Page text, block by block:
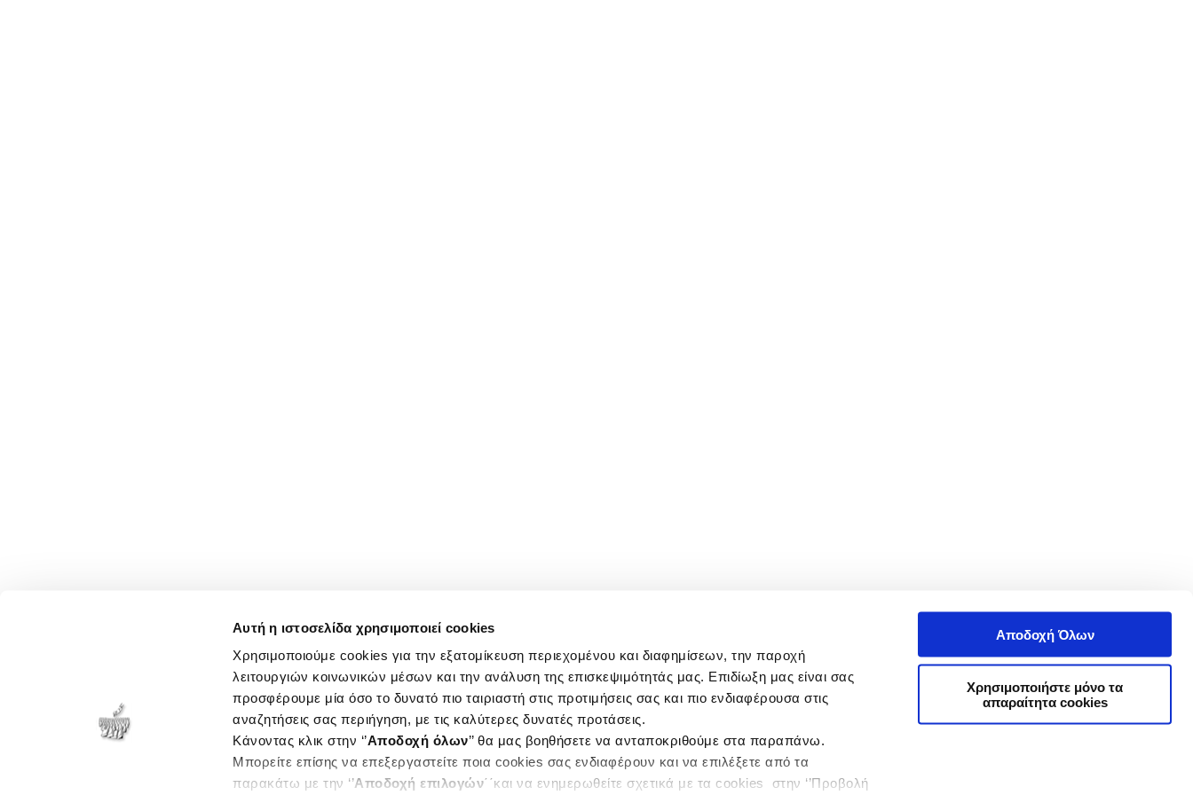
Αυτή η ιστοσελίδα χρησιμοποιεί cookies
Χρησιμοποιούμε cookies για την εξατομίκευση περιεχομένου και διαφημίσεων, την παροχή
λειτουργιών κοινωνικών μέσων και την ανάλυση της επισκεψιμότητάς μας. Επιδίωξη μας είναι σας
προσφέρουμε μία όσο το δυνατό πιο ταιριαστή στις προτιμήσεις σας και πιο ενδιαφέρουσα στις
αναζητήσεις σας περιήγηση, με τις καλύτερες δυνατές προτάσεις.
Κάνοντας κλικ στην ‘’Αποδοχή όλων’’ θα μας βοηθήσετε να ανταποκριθούμε στα παραπάνω.
Μπορείτε επίσης να επεξεργαστείτε ποια cookies σας ενδιαφέρουν και να επιλέξετε από τα
παρακάτω με την ‘’Αποδοχή επιλογών΄΄και να ενημερωθείτε σχετικά με τα cookies στην ‘’Προβολή
Αποδοχή Όλων
Χρησιμοποιήστε μόνο τα
απαραίτητα cookies